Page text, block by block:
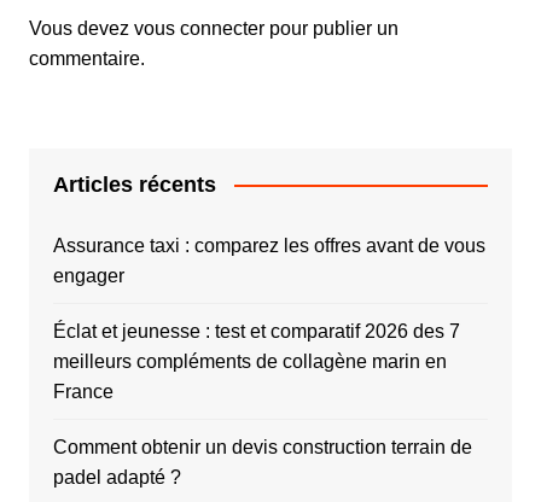
Vous devez vous connecterpour publier un
commentaire.
Articles récents
Assurance taxi : comparez les offres avant de vous
engager
Éclat et jeunesse : test et comparatif 2026 des 7
meilleurs compléments de collagène marin en
France
Comment obtenir un devis construction terrain de
padel adapté ?